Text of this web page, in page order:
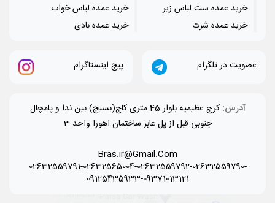
خرید عمده ست لباس زیر
خرید عمده شرت
خرید عمده لباس خواب
خرید عمده بادی
عضویت در تلگرام پیج اینستاگرام
آدرس:
کرج عظیمیه بلوار 45 متری کاج(بسیج) بین ندا و پامچال
جنوبی قبل از پل عابر ساختمان اهورا واحد 3
Bras.ir@Gmail.Com
02632559791-02632565004-02632559792-02632559790-
09125435933-09371013121